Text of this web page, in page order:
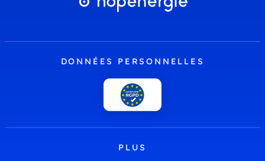
DONNÉES PERSONNELLES
PLUS